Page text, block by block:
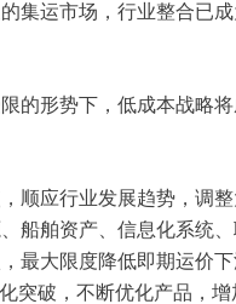
集运市场，行业整合已
的形势下，低成本战略
顺应行业发展趋势，调
船舶资产、信息化系统
最大限度降低即期运价下
突破，不断优化产品，增